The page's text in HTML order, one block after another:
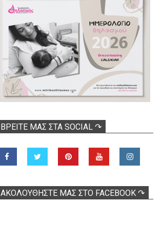
ΒΡΕΊΤΕ ΜΑΣ ΣΤΑ SOCIAL ↷
ΑΚΟΛOΥΘΉΣΤΕ ΜΑΣ ΣΤΟ FACEBOOK ↷